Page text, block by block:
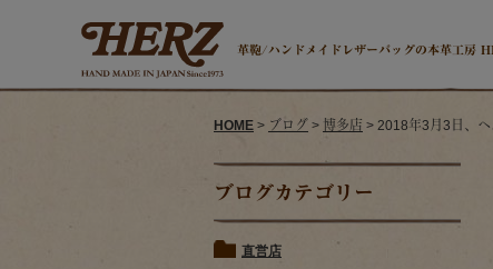
革鞄/ハンドメイドレザーバッグの本革工房
HOME > ブログ > 博多店 > 2018年3月3日、ヘ
ブログカテゴリー
直営店